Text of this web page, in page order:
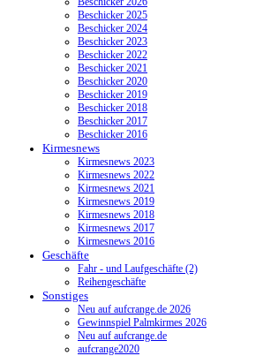
Beschicker 2025
Beschicker 2024
Beschicker 2023
Beschicker 2022
Beschicker 2021
Beschicker 2020
Beschicker 2019
Beschicker 2018
Beschicker 2017
Beschicker 2016
Kirmesnews
Kirmesnews 2023
Kirmesnews 2022
Kirmesnews 2021
Kirmesnews 2019
Kirmesnews 2018
Kirmesnews 2017
Kirmesnews 2016
Geschäfte
Fahr - und Laufgeschäfte (2)
Reihengeschäfte
Sonstiges
Neu auf aufcrange.de 2026
Gewinnspiel Palmkirmes 2026
Neu auf aufcrange.de
aufcrange2020